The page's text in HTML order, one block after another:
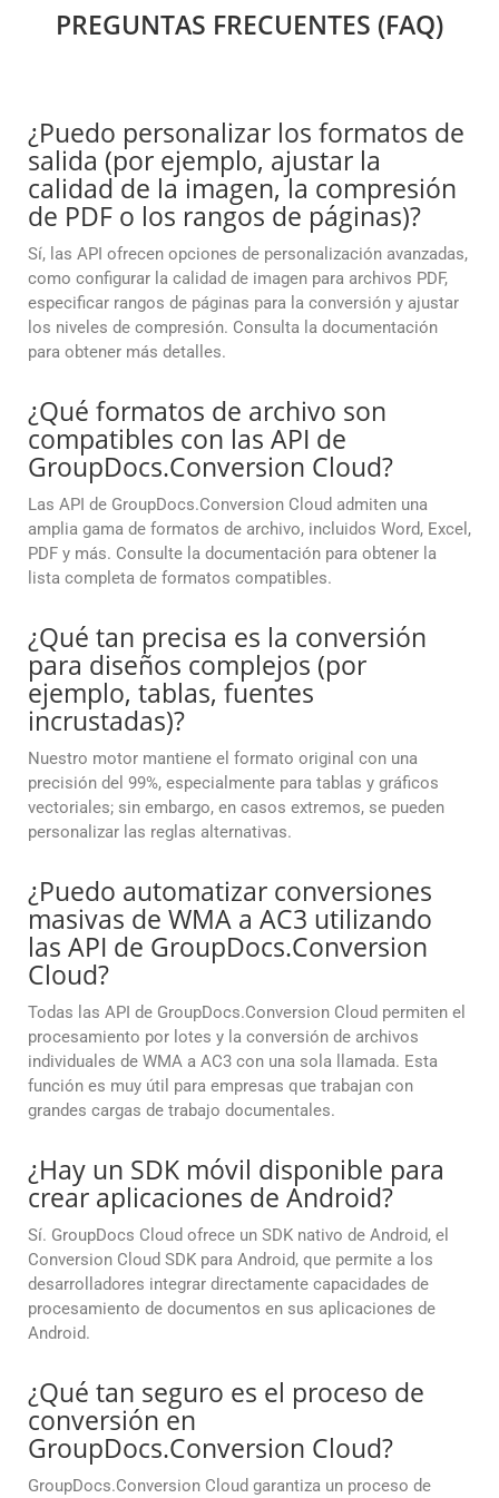
PREGUNTAS FRECUENTES (FAQ)
¿Puedo personalizar los formatos de
salida (por ejemplo, ajustar la
calidad de la imagen, la compresión
de PDF o los rangos de páginas)?
Sí, las API ofrecen opciones de personalización avanzadas,
como configurar la calidad de imagen para archivos PDF,
especificar rangos de páginas para la conversión y ajustar
los niveles de compresión. Consulta la documentación
para obtener más detalles.
¿Qué formatos de archivo son
compatibles con las API de
GroupDocs.Conversion Cloud?
Las API de GroupDocs.Conversion Cloud admiten una
amplia gama de formatos de archivo, incluidos Word, Excel,
PDF y más. Consulte la documentación para obtener la
lista completa de formatos compatibles.
¿Qué tan precisa es la conversión
para diseños complejos (por
ejemplo, tablas, fuentes
incrustadas)?
Nuestro motor mantiene el formato original con una
precisión del 99%, especialmente para tablas y gráficos
vectoriales; sin embargo, en casos extremos, se pueden
personalizar las reglas alternativas.
¿Puedo automatizar conversiones
masivas de WMA a AC3 utilizando
las API de GroupDocs.Conversion
Cloud?
Todas las API de GroupDocs.Conversion Cloud permiten el
procesamiento por lotes y la conversión de archivos
individuales de WMA a AC3 con una sola llamada. Esta
función es muy útil para empresas que trabajan con
grandes cargas de trabajo documentales.
¿Hay un SDK móvil disponible para
crear aplicaciones de Android?
Sí. GroupDocs Cloud ofrece un SDK nativo de Android, el
Conversion Cloud SDK para Android, que permite a los
desarrolladores integrar directamente capacidades de
procesamiento de documentos en sus aplicaciones de
Android.
¿Qué tan seguro es el proceso de
conversión en
GroupDocs.Conversion Cloud?
GroupDocs.Conversion Cloud garantiza un proceso de